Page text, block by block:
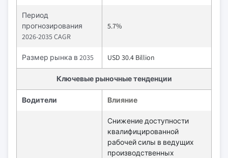
Период
прогнозирования
2026-2035 CAGR
5.7%
Размер рынка в 2035 USD 30.4 Billion
Ключевые рыночные тенденции
Водители Влияние
Снижение доступности
квалифицированной
рабочей силы в ведущих
производственных